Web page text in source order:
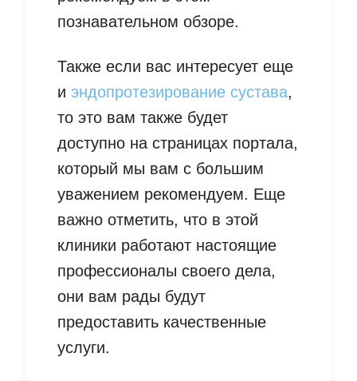
познавательном обзоре.
Также если вас интересует еще
и эндопротезирование сустава,
то это вам также будет
доступно на страницах портала,
который мы вам с большим
уважением рекомендуем. Еще
важно отметить, что в этой
клиники работают настоящие
профессионалы своего дела,
они вам рады будут
предоставить качественные
услуги.